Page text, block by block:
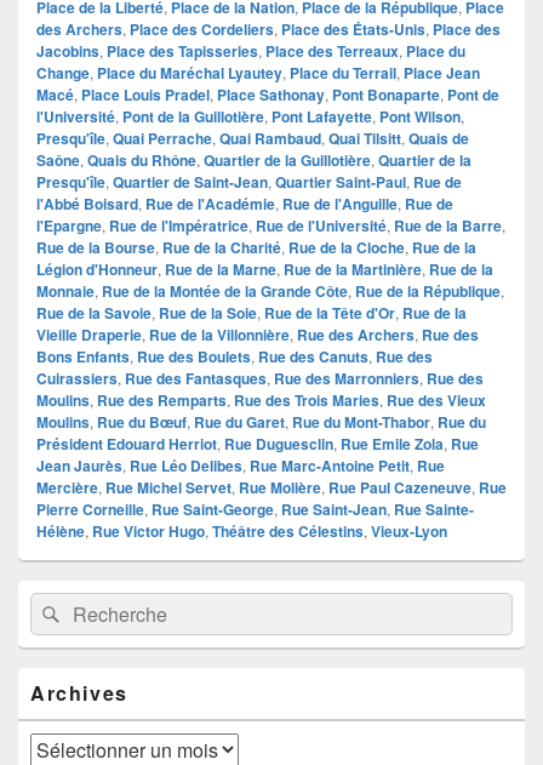
Place de la Liberté, Place de la Nation, Place de la République, Place
des Archers, Place des Cordeliers, Place des États-Unis, Place des
Jacobins, Place des Tapisseries, Place des Terreaux, Place du
Change, Place du Maréchal Lyautey, Place du Terrail, Place Jean
Macé, Place Louis Pradel, Place Sathonay, Pont Bonaparte, Pont de
l'Université, Pont de la Guillotière, Pont Lafayette, Pont Wilson,
Presqu'île, Quai Perrache, Quai Rambaud, Quai Tilsitt, Quais de
Saône, Quais du Rhône, Quartier de la Guillotière, Quartier de la
Presqu'île, Quartier de Saint-Jean, Quartier Saint-Paul, Rue de
l'Abbé Boisard, Rue de l'Académie, Rue de l'Anguille, Rue de
l'Epargne, Rue de l'Impératrice, Rue de l'Université, Rue de la Barre,
Rue de la Bourse, Rue de la Charité, Rue de la Cloche, Rue de la
Légion d'Honneur, Rue de la Marne, Rue de la Martinière, Rue de la
Monnaie, Rue de la Montée de la Grande Côte, Rue de la République,
Rue de la Savoie, Rue de la Soie, Rue de la Tête d'Or, Rue de la
Vieille Draperie, Rue de la Villonnière, Rue des Archers, Rue des
Bons Enfants, Rue des Boulets, Rue des Canuts, Rue des
Cuirassiers, Rue des Fantasques, Rue des Marronniers, Rue des
Moulins, Rue des Remparts, Rue des Trois Maries, Rue des Vieux
Moulins, Rue du Bœuf, Rue du Garet, Rue du Mont-Thabor, Rue du
Président Edouard Herriot, Rue Duguesclin, Rue Emile Zola, Rue
Jean Jaurès, Rue Léo Delibes, Rue Marc-Antoine Petit, Rue
Mercière, Rue Michel Servet, Rue Molière, Rue Paul Cazeneuve, Rue
Pierre Corneille, Rue Saint-George, Rue Saint-Jean, Rue Sainte-
Hélène, Rue Victor Hugo, Théâtre des Célestins, Vieux-Lyon
Zone
principale
de
widget
barre
latérale
Recherche :Rechercher
Archives
Archives